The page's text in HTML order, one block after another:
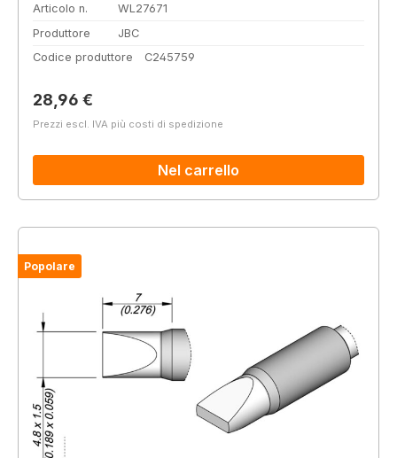
Articolo n.
WL27671
Produttore
JBC
Codice produttore
C245759
Prezzo normale:
28,96 €
Prezzi escl. IVA più costi di spedizione
Nel carrello
Popolare